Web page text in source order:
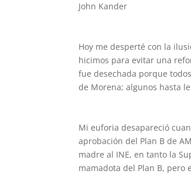
John Kander
Hoy me desperté con la
hicimos para evitar una
fue desechada porque
de Morena; algunos hasta
Mi euforia desapareció
aprobación del Plan B de
madre al INE, en tanto la
mamadota del Plan B, pero